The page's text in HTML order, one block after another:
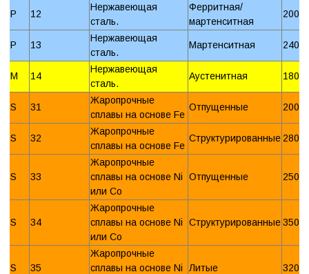
P 12
Нержавеющая
сталь.
Ферритная/
мартенситная
200
P 13
Нержавеющая
сталь.
Мартенситная 240
M 14
Нержавеющая
сталь.
Аустенитная 180
S 31
Жаропрочные
сплавы на основе Fe
Отпущенные 200
S 32
Жаропрочные
сплавы на основе Fe
Структурированные 280
S 33
Жаропрочные
сплавы на основе Ni
или Со
Отпущенные 250
S 34
Жаропрочные
сплавы на основе Ni
или Со
Структурированные350
S 35
Жаропрочные
сплавы на основе Ni
Литые 320